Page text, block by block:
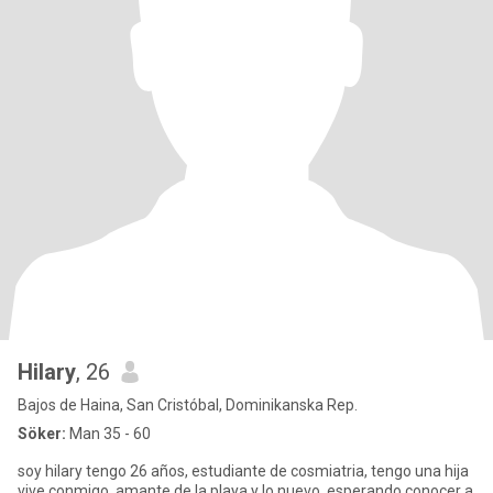
Hilary, 26
Bajos de Haina, San Cristóbal, Dominikanska Rep.
Söker: Man 35 - 60
soy hilary tengo 26 años, estudiante de cosmiatria, tengo una hija